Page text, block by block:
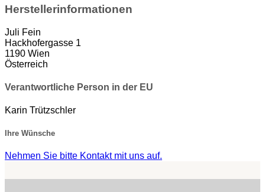
Herstellerinformationen
Juli Fein
Hackhofergasse 1
1190 Wien
Österreich
Verantwortliche Person in der EU
Karin Trützschler
Ihre Wünsche
Nehmen Sie bitte Kontakt mit uns auf.